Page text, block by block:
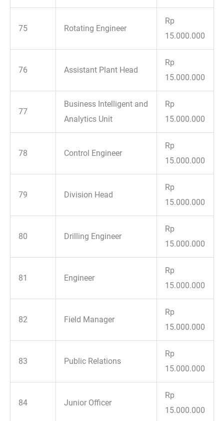
75 Rotating Engineer
Rp
15.000.000
76 Assistant Plant Head
Rp
15.000.000
77
Business Intelligent and
Analytics Unit
Rp
15.000.000
78 Control Engineer
Rp
15.000.000
79 Division Head
Rp
15.000.000
80 Drilling Engineer
Rp
15.000.000
81 Engineer
Rp
15.000.000
82 Field Manager
Rp
15.000.000
83 Public Relations
Rp
15.000.000
84 Junior Officer
Rp
15.000.000